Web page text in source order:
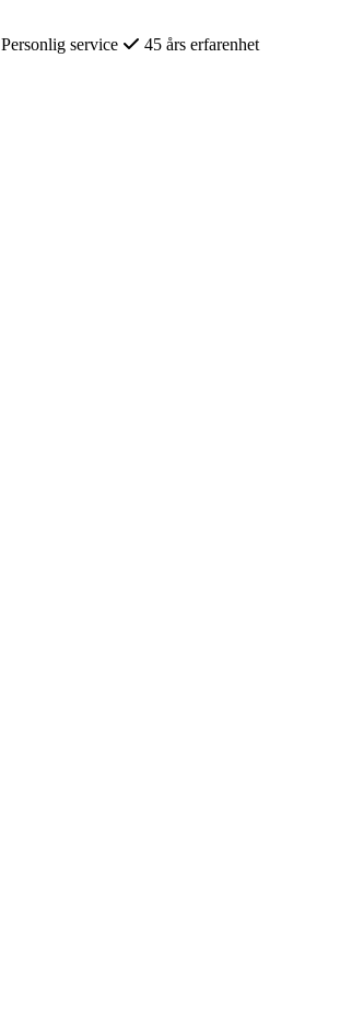
Personlig service
45 års erfarenhet